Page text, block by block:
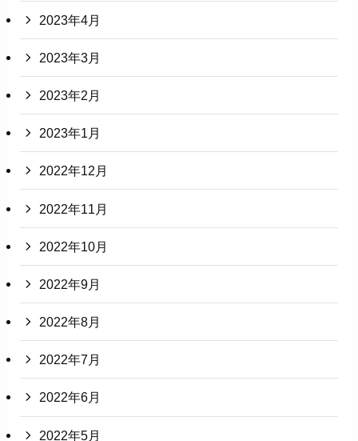
2023年4月
2023年3月
2023年2月
2023年1月
2022年12月
2022年11月
2022年10月
2022年9月
2022年8月
2022年7月
2022年6月
2022年5月